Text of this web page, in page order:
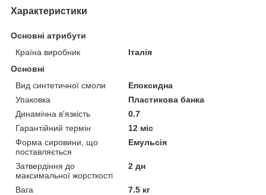
Характеристики
Основні атрибути
Країна виробник
Італія
Основні
Вид синтетичної смоли
Епоксидна
Упаковка
Пластикова банка
Динамічна в'язкість
0.7
Гарантійний термін
12 міс
Форма сировини, що
поставляється
Емульсія
Затвердіння до
максимальної жорсткості
2 дн
Вага
7.5 кг